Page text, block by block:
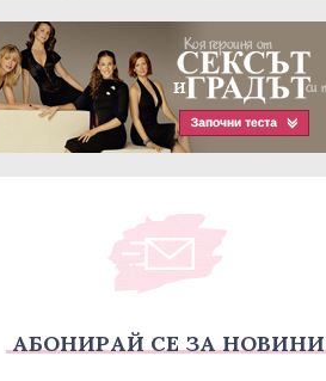
АБОНИРАЙ СЕ ЗА НОВИНИ